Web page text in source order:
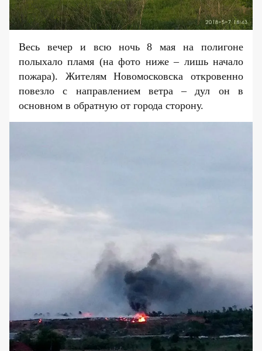
Весь вечер и всю ночь 8 мая на полигоне
полыхало пламя (на фото ниже – лишь начало
пожара). Жителям Новомосковска откровенно
повезло с направлением ветра – дул он в
основном в обратную от города сторону.